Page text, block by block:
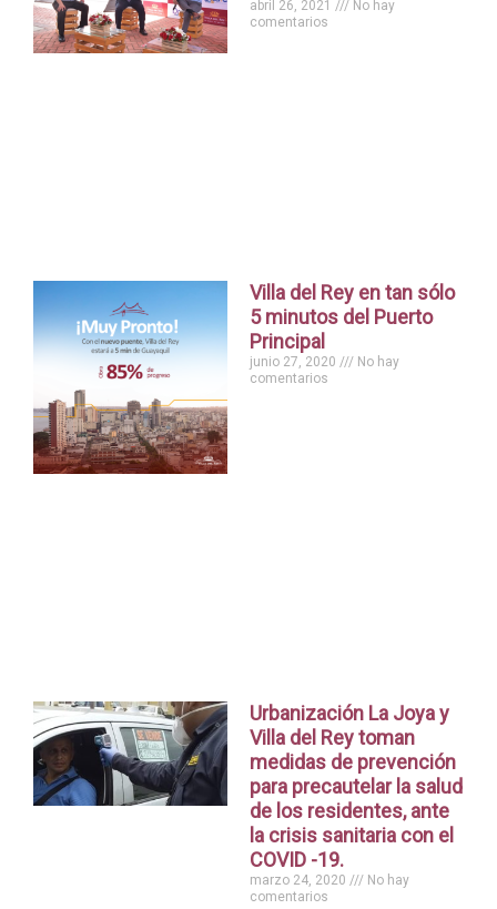
abril 26, 2021
No hay
comentarios
Villa del Rey en tan sólo
5 minutos del Puerto
Principal
junio 27, 2020
No hay
comentarios
Urbanización La Joya y
Villa del Rey toman
medidas de prevención
para precautelar la salud
de los residentes, ante
la crisis sanitaria con el
COVID -19.
marzo 24, 2020
No hay
comentarios